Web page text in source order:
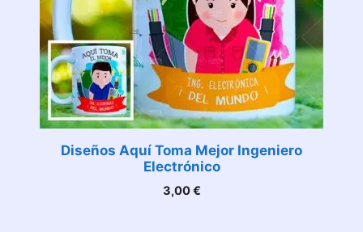
Diseños Aquí Toma Mejor Ingeniero
Electrónico
3,00€